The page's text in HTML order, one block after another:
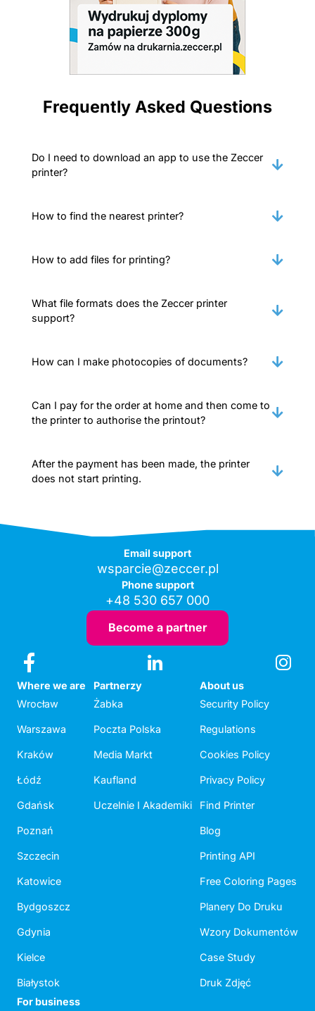
Frequently Asked Questions
Do I need to download an app to use the Zeccer
printer?
How to find the nearest printer?
How to add files for printing?
What file formats does the Zeccer printer
support?
How can I make photocopies of documents?
Can I pay for the order at home and then come to
the printer to authorise the printout?
After the payment has been made, the printer
does not start printing.
Email support
wsparcie@zeccer.pl
Phone support
+48 530 657 000
Become a partner
Where we are
Wrocław
Warszawa
Kraków
Łódź
Gdańsk
Poznań
Szczecin
Katowice
Bydgoszcz
Gdynia
Kielce
Białystok
Partnerzy
Żabka
Poczta Polska
Media Markt
Kaufland
Uczelnie I Akademiki
About us
Security Policy
Regulations
Cookies Policy
Privacy Policy
Find Printer
Blog
Printing API
Free Coloring Pages
Planery Do Druku
Wzory Dokumentów
Case Study
Druk Zdjęć
For business